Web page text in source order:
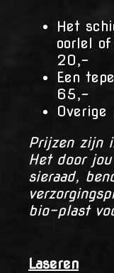
Het
oorlel
20,-
Een
65,-
Prijzen zijn
Het door
sieraad,
bio-plast
Laseren